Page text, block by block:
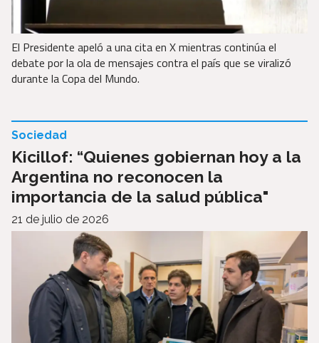
El Presidente apeló a una cita en X mientras continúa el
debate por la ola de mensajes contra el país que se viralizó
durante la Copa del Mundo.
Kicillof: “Quienes gobiernan hoy a la
Argentina no reconocen la
importancia de la salud pública"
Sociedad
21 de julio de 2026